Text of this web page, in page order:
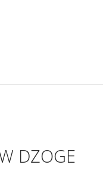
DZOGE